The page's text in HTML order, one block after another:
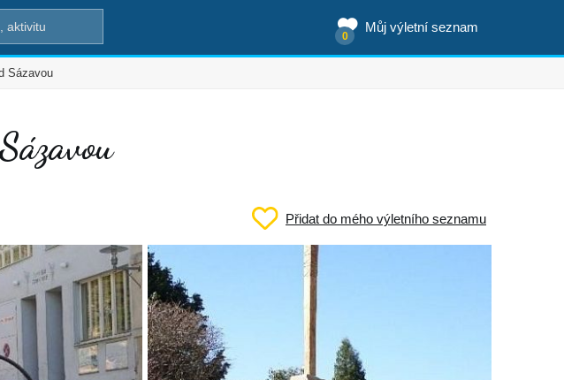
Můj výletní seznam
0
Sázavou
Přidat do mého výletního seznamu